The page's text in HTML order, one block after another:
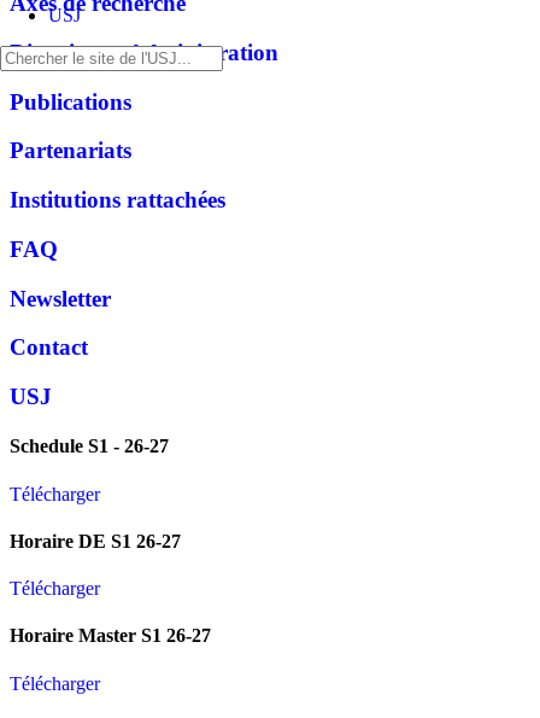
USJ
Direction et Administration
Publications
Partenariats
Institutions rattachées
FAQ
Newsletter
Contact
USJ
Schedule S1 - 26-27
Télécharger
Horaire DE S1 26-27
Télécharger
Horaire Master S1 26-27
Télécharger